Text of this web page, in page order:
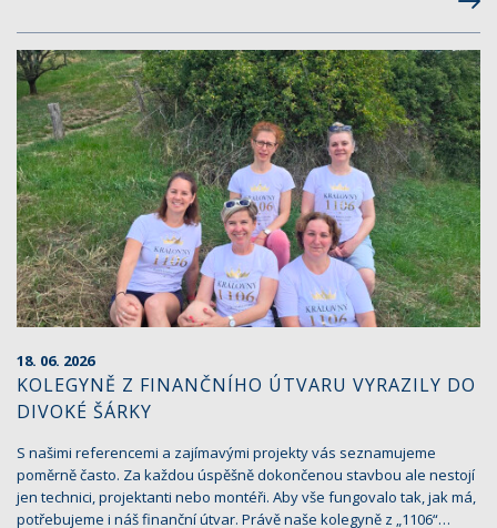
18. 06. 2026
KOLEGYNĚ Z FINANČNÍHO ÚTVARU VYRAZILY DO
DIVOKÉ ŠÁRKY
S našimi referencemi a zajímavými projekty vás seznamujeme
poměrně často. Za každou úspěšně dokončenou stavbou ale nestojí
jen technici, projektanti nebo montéři. Aby vše fungovalo tak, jak má,
potřebujeme i náš finanční útvar. Právě naše kolegyně z „1106“…